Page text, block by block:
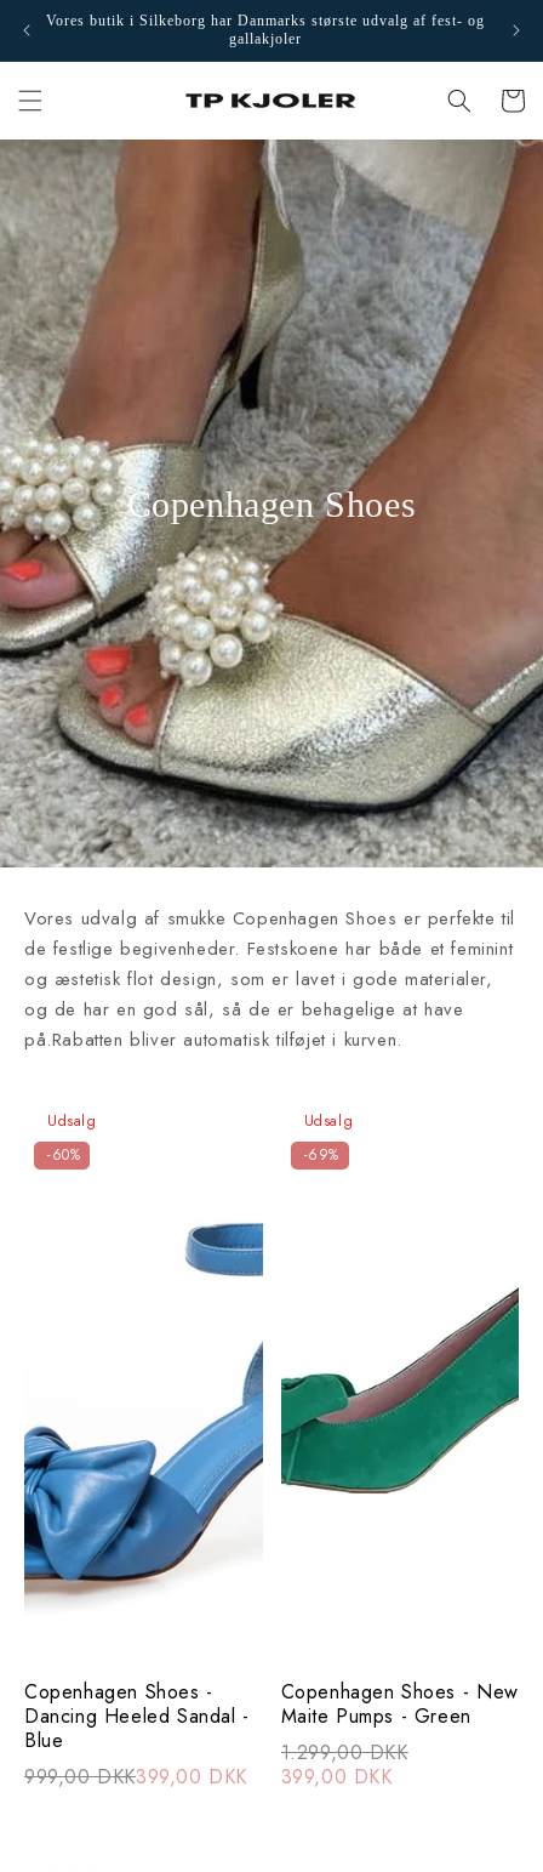
Gå til
Vores butik i Silkeborg har Danmarks største udvalg af fest- og
gallakjoler
Copenhagen Shoes
Vores udvalg af smukke Copenhagen Shoes er perfekte til
de festlige begivenheder. Festskoene har både et feminint
og æstetisk flot design, som er lavet i gode materialer,
og de har en god sål, så de er behagelige at have
på.Rabatten bliver automatisk tilføjet i kurven.
Udsalg
-60%
Copenhagen Shoes -
Dancing Heeled Sandal -
Blue
999,00 DKK399,00 DKK
Udsalg
-69%
Copenhagen Shoes - New
Maite Pumps - Green
1.299,00 DKK
399,00 DKK